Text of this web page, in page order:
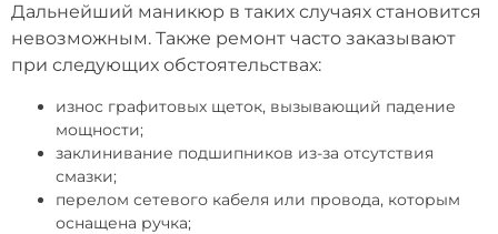
Дальнейший маникюр в таких случаях становится
невозможным. Также ремонт часто заказывают
при следующих обстоятельствах:
износ графитовых щеток, вызывающий падение
мощности;
заклинивание подшипников из-за отсутствия
смазки;
перелом сетевого кабеля или провода, которым
оснащена ручка;